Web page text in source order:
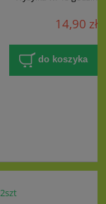
14,90 zł
do koszyka